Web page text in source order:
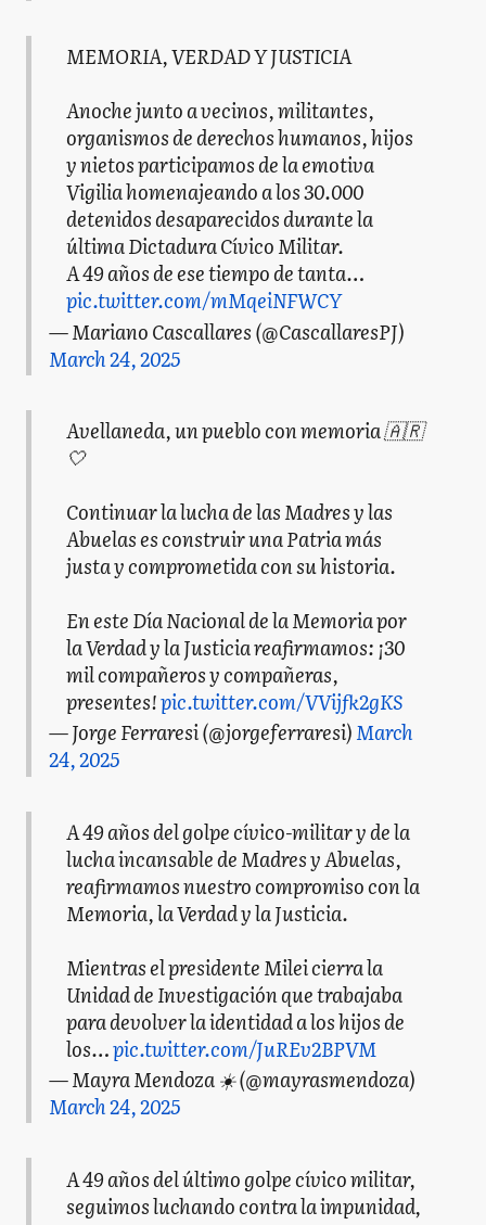
MEMORIA, VERDAD Y JUSTICIA
Anoche junto a vecinos, militantes,
organismos de derechos humanos, hijos
y nietos participamos de la emotiva
Vigilia homenajeando a los 30.000
detenidos desaparecidos durante la
última Dictadura Cívico Militar.
A 49 años de ese tiempo de tanta…
pic.twitter.com/mMqeiNFWCY
— Mariano Cascallares (@CascallaresPJ)
March 24, 2025
Avellaneda, un pueblo con memoria 🇦🇷
🤍
Continuar la lucha de las Madres y las
Abuelas es construir una Patria más
justa y comprometida con su historia.
En este Día Nacional de la Memoria por
la Verdad y la Justicia reafirmamos: ¡30
mil compañeros y compañeras,
presentes!pic.twitter.com/VVijfk2gKS
— Jorge Ferraresi (@jorgeferraresi)March
24, 2025
A 49 años del golpe cívico-militar y de la
lucha incansable de Madres y Abuelas,
reafirmamos nuestro compromiso con la
Memoria, la Verdad y la Justicia.
Mientras el presidente Milei cierra la
Unidad de Investigación que trabajaba
para devolver la identidad a los hijos de
los…pic.twitter.com/JuREv2BPVM
— Mayra Mendoza ☀️ (@mayrasmendoza)
March 24, 2025
A 49 años del último golpe cívico militar,
seguimos luchando contra la impunidad,